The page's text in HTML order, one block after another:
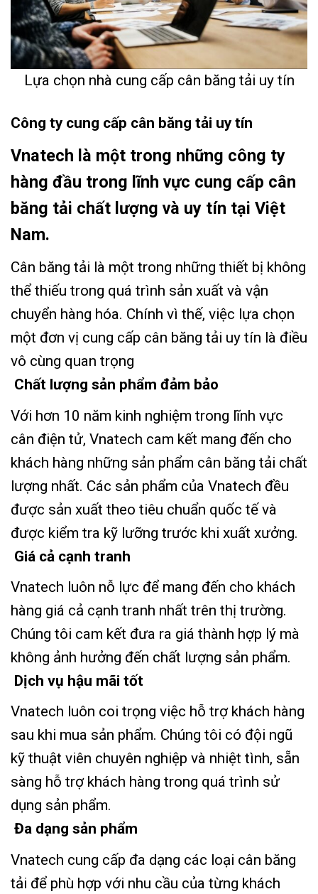
Lựa chọn nhà cung cấp cân băng tải uy tín
Công ty cung cấp cân băng tải uy tín
Vnatech là một trong những công ty
hàng đầu trong lĩnh vực cung cấp cân
băng tải chất lượng và uy tín tại Việt
Nam.
Cân băng tải là một trong những thiết bị không
thể thiếu trong quá trình sản xuất và vận
chuyển hàng hóa. Chính vì thế, việc lựa chọn
một đơn vị cung cấp cân băng tải uy tín là điều
vô cùng quan trọng
Chất lượng sản phẩm đảm bảo
Với hơn 10 năm kinh nghiệm trong lĩnh vực
cân điện tử, Vnatech cam kết mang đến cho
khách hàng những sản phẩm cân băng tải chất
lượng nhất. Các sản phẩm của Vnatech đều
được sản xuất theo tiêu chuẩn quốc tế và
được kiểm tra kỹ lưỡng trước khi xuất xưởng.
Giá cả cạnh tranh
Vnatech luôn nỗ lực để mang đến cho khách
hàng giá cả cạnh tranh nhất trên thị trường.
Chúng tôi cam kết đưa ra giá thành hợp lý mà
không ảnh hưởng đến chất lượng sản phẩm.
Dịch vụ hậu mãi tốt
Vnatech luôn coi trọng việc hỗ trợ khách hàng
sau khi mua sản phẩm. Chúng tôi có đội ngũ
kỹ thuật viên chuyên nghiệp và nhiệt tình, sẵn
sàng hỗ trợ khách hàng trong quá trình sử
dụng sản phẩm.
Đa dạng sản phẩm
Vnatech cung cấp đa dạng các loại cân băng
tải để phù hợp với nhu cầu của từng khách